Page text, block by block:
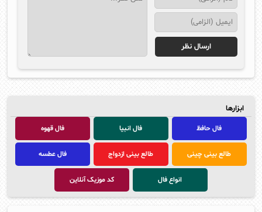
ابزارها
فال حافظ فال انبیا فال قهوه
طالع بینی چینی طالع بینی ازدواج فال عطسه
انواع فال کد موزیک آنلاین